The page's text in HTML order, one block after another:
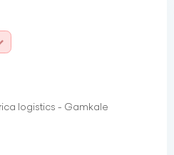
logistics - Gamkale